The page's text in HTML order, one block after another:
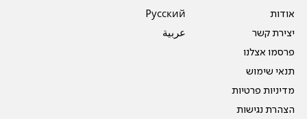
אודות
יצירת קשר
פרסמו אצלנו
תנאי שימוש
מדיניות פרטיות
הצהרת נגישות
Pусский
عربية